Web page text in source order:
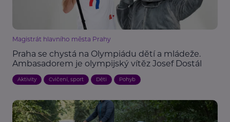
Magistrát hlavního města Prahy
Praha se chystá na Olympiádu dětí a mládeže.
Ambasadorem je olympijský vítěz Josef Dostál
Aktivity Cvičení, sport Děti Pohyb